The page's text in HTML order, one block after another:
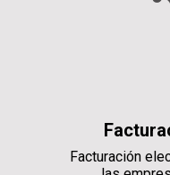
Facturación